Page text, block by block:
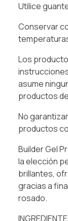
Utilice
Conservar
Los
asume
productos
No
productos
Builder Gel
la elección
brillantes,
gracias a
rosado.